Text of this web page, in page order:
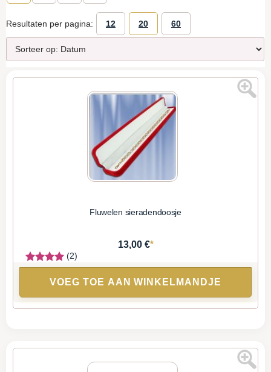
Resultaten per pagina: 12 20 60
Fluwelen sieradendoosje
13,00 €*
(2)
VOEG TOE AAN WINKELMANDJE